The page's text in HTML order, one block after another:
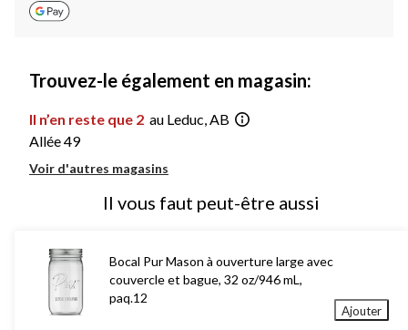
Trouvez-le également en magasin:
Il n’en reste que 2 au Leduc, AB
Allée 49
Voir d'autres magasins
Il vous faut peut-être aussi
Bocal Pur Mason à ouverture large avec
couvercle et bague, 32 oz/946 mL,
paq.12
Ajouter